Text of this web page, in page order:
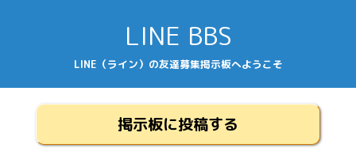
LINE BBS
LINE（ライン）の友達募集掲示板へようこそ
掲示板に投稿する